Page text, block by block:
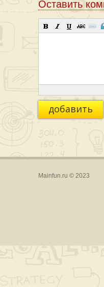
Оставить
добавить
Mainfun.ru © 2023